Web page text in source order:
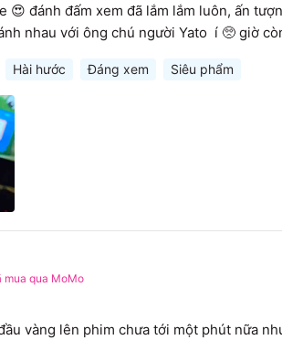
😍 đánh đấm xem đã lắm lắm luôn, ấn
nhau với ông chú người Yato  í 🥺 giờ
Hài hước Đáng xem Siêu phẩm
mua qua MoMo
vàng lên phim chưa tới một phút nữa